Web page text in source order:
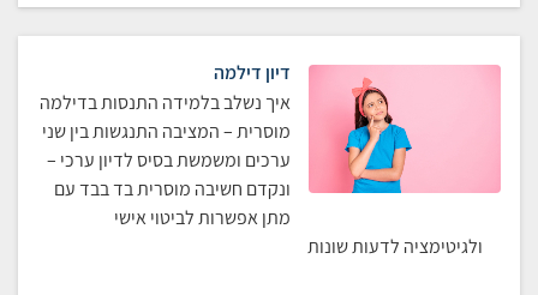
דיון דילמה
איך נשלב בלמידה התנסות בדילמה
מוסרית – המציבה התנגשות בין שני
ערכים ומשמשת בסיס לדיון ערכי –
ונקדם חשיבה מוסרית בד בבד עם
מתן אפשרות לביטוי אישי
ולגיטימציה לדעות שונות